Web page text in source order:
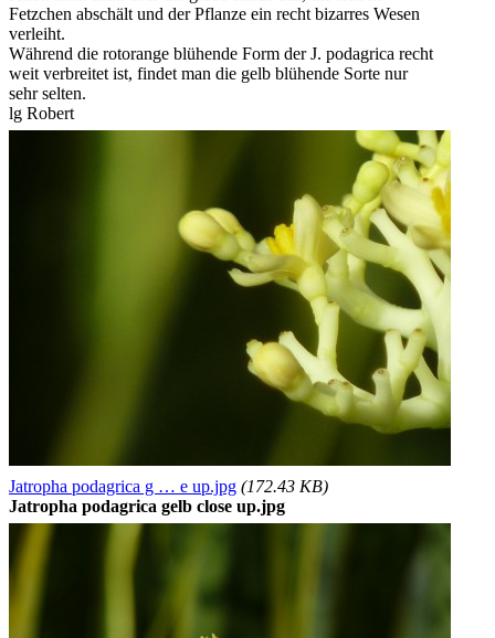
Fetzchen abschält und der Pflanze ein recht bizarres Wesen
verleiht.
Während die rotorange blühende Form der J. podagrica recht
weit verbreitet ist, findet man die gelb blühende Sorte nur
sehr selten.
lg Robert
Jatropha podagrica g … e up.jpg (172.43 KB)
Jatropha podagrica gelb close up.jpg